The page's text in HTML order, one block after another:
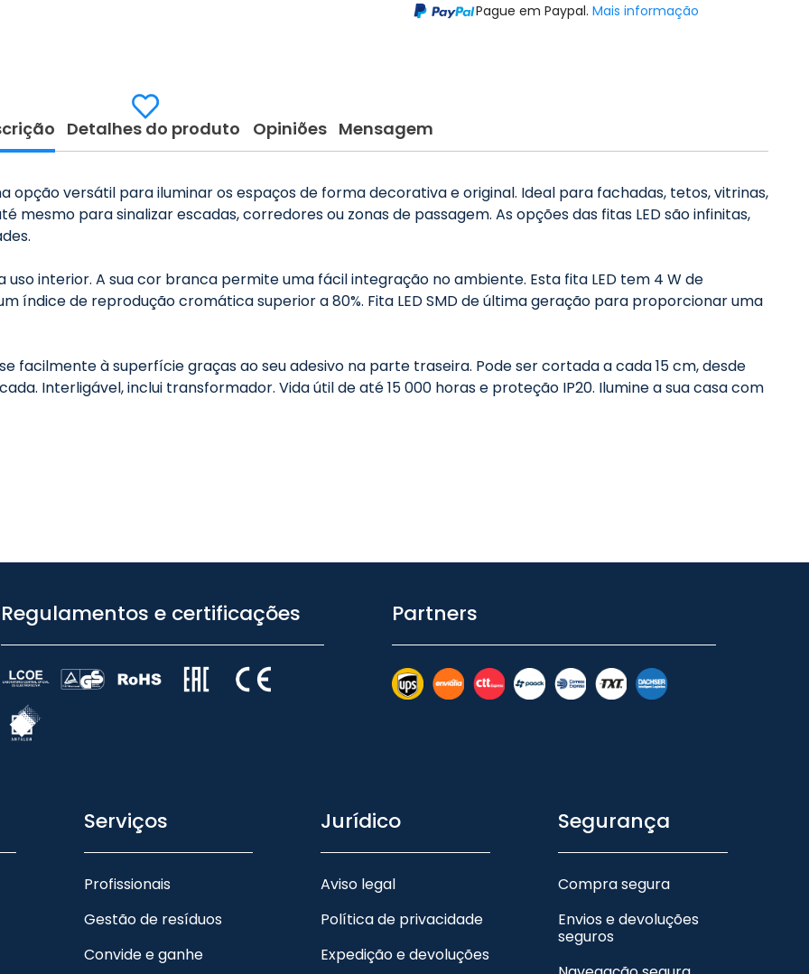
Pague em Paypal.Mais informação
Detalhes do produto Opiniões Mensagem
opção versátil para iluminar os espaços de forma decorativa e original. Ideal para fachadas, tetos, vitrinas,
mesmo para sinalizar escadas, corredores ou zonas de passagem. As opções das fitas LED são infinitas,
interior. A sua cor branca permite uma fácil integração no ambiente. Esta fita LED tem 4 W de
índice de reprodução cromática superior a 80%. Fita LED SMD de última geração para proporcionar uma
facilmente à superfície graças ao seu adesivo na parte traseira. Pode ser cortada a cada 15 cm, desde
Interligável, inclui transformador. Vida útil de até 15 000 horas e proteção IP20. Ilumine a sua casa com
Regulamentos e certificações Partners
Serviços
Profissionais
Gestão de resíduos
Convide e ganhe
Jurídico
Aviso legal
Política de privacidade
Expedição e devoluções
Segurança
Compra segura
Envios e devoluções
seguros